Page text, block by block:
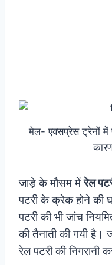
मेल- एक्सप्रेस ट्रेनों में
जाड़े के मौसम मेंरेल
पटरी के क्रेक होने की
पटरी की भी जांच
की तैनाती की गयी
रेल पटरी की निगरानी